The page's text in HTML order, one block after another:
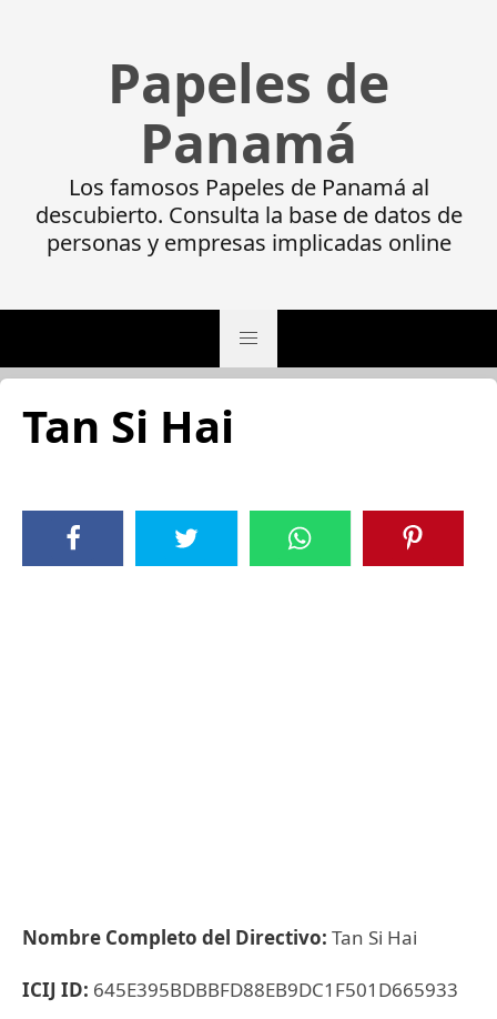
Papeles de
Panamá
Los famosos Papeles de Panamá al
descubierto. Consulta la base de datos de
personas y empresas implicadas online
Tan Si Hai
Nombre Completo del Directivo: Tan Si Hai
ICIJ ID: 645E395BDBBFD88EB9DC1F501D665933